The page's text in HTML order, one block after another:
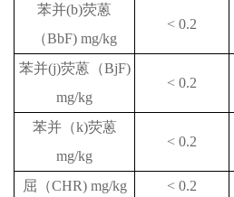
苯并(b)荧蒽
（BbF) mg/kg
< 0.2
苯并(j)荧蒽（BjF)
mg/kg
< 0.2
苯并（k)荧蒽
mg/kg
< 0.2
屈（CHR) mg/kg < 0.2